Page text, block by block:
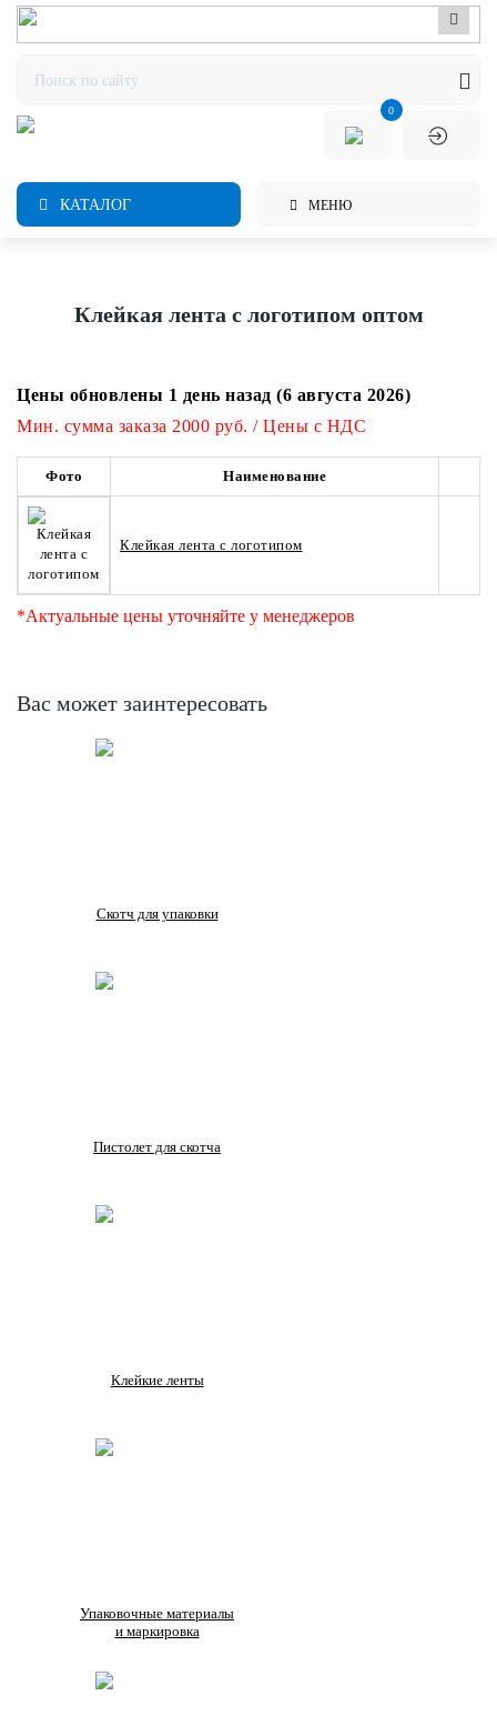
0
КАТАЛОГ МЕНЮ
Клейкая лента с логотипом оптом
Цены обновлены 1 день назад (6 августа 2026)
Мин. сумма заказа 2000 руб. / Цены с НДС
Фото Наименование
Клейкая лента с логотипом
*Актуальные цены уточняйте у менеджеров
Вас может заинтересовать
Скотч для упаковки
Пистолет для скотча
Клейкие ленты
Упаковочные материалы
и маркировка